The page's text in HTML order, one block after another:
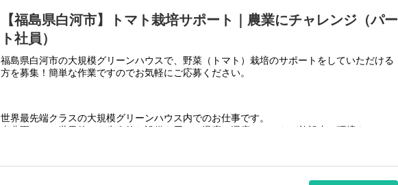
【福島県白河市】トマト栽培サポート｜農業にチャレンジ（パー
ト社員）
福島県白河市の大規模グリーンハウスで、野菜（トマト）栽培のサポートをしていただける
方を募集！簡単な作業ですのでお気軽にご応募ください。
世界最先端クラスの大規模グリーンハウス内でのお仕事です。
当農園では、世界的にも先進的な設備を用いて温度・湿度・CO2など施設内の環境をコント
最先端の設備と仕組化により体への負担を軽減しているため、20代～70代までご年齢を問わ
ずお仕事することが可能です。現在は総勢100名弱が勤務されています。